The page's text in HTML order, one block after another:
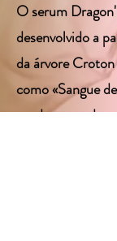
O serum
desenvolvido a
da árvore
como «Sangue
usado por todos